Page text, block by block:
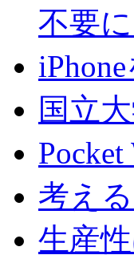
不要
国立
考え
生産